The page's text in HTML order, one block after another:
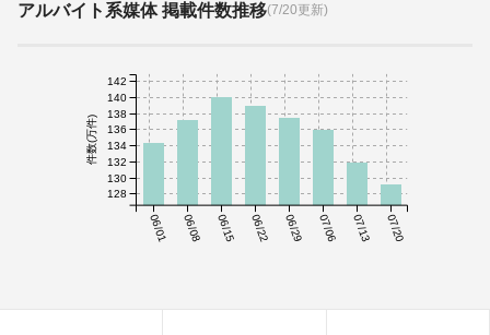
アルバイト系媒体 掲載件数推移(7/20更新)
06/01 06/08 06/15 06/22 06/29 07/06 07/13 07/20
件数(万件)
128
130
132
134
136
138
140
142